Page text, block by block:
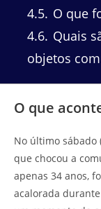
4.5 O que
4.6 Quais
objetos
O que
No último sábado
que chocou a
apenas 34 anos,
acalorada